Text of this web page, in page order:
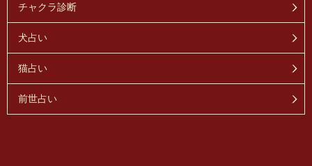
チャクラ診断
犬占い
猫占い
前世占い